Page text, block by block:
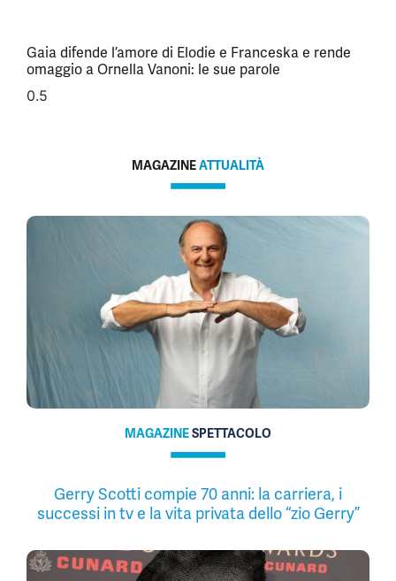
Gaia difende l’amore di Elodie e Franceska e rende
omaggio a Ornella Vanoni: le sue parole
MAGAZINEATTUALITÀ
MAGAZINESPETTACOLO
Gerry Scotti compie 70 anni: la carriera, i
successi in tv e la vita privata dello “zio Gerry”